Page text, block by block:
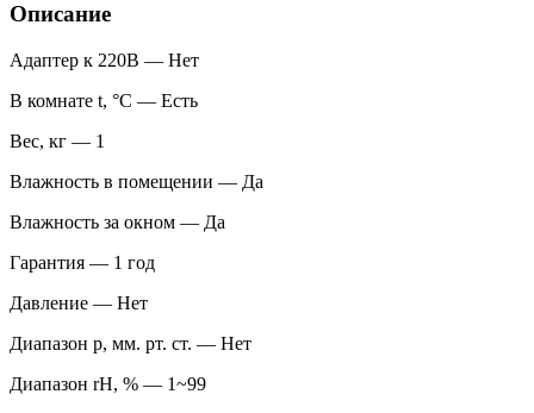
Описание
Адаптер к 220В — Нет
В комнате t, °С — Есть
Вес, кг — 1
Влажность в помещении — Да
Влажность за окном — Да
Гарантия — 1 год
Давление — Нет
Диапазон p, мм. рт. ст. — Нет
Диапазон rH, % — 1~99